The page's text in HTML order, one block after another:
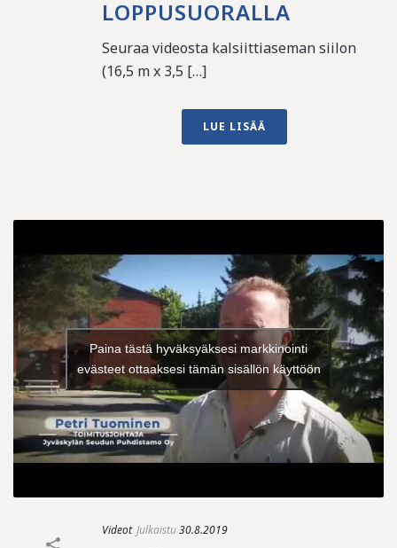
LOPPUSUORALLA
Seuraa videosta kalsiittiaseman siilon
(16,5 m x 3,5 […]
LUE LISÄÄ
Paina tästä hyväksyäksesi markkinointi
evästeet ottaaksesi tämän sisällön käyttöön
Videot Julkaistu30.8.2019